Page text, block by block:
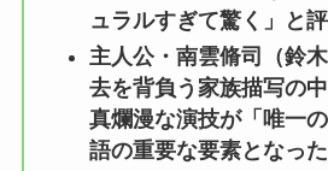
ュラルすぎて驚く」と評
主人公・南雲脩司（鈴
去を背負う家族描写の
真爛漫な演技が「唯一
語の重要な要素となった